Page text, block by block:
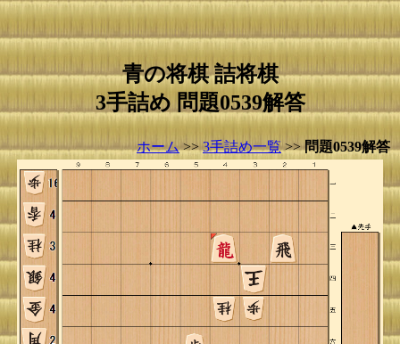
青の将棋 詰将棋
3手詰め 問題0539解答
ホーム>>3手詰め一覧>>問題0539解答